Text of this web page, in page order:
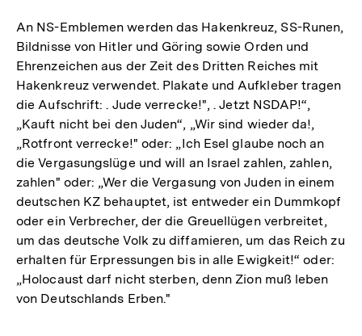
An NS-Emblemen werden das Hakenkreuz, SS-Runen,
Bildnisse von Hitler und Göring sowie Orden und
Ehrenzeichen aus der Zeit des Dritten Reiches mit
Hakenkreuz verwendet. Plakate und Aufkleber tragen
die Aufschrift: . Jude verrecke!", . Jetzt NSDAP!“,
„Kauft nicht bei den Juden“, „Wir sind wieder da!,
„Rotfront verrecke!" oder: „Ich Esel glaube noch an
die Vergasungslüge und will an Israel zahlen, zahlen,
zahlen" oder: „Wer die Vergasung von Juden in einem
deutschen KZ behauptet, ist entweder ein Dummkopf
oder ein Verbrecher, der die Greuellügen verbreitet,
um das deutsche Volk zu diffamieren, um das Reich zu
erhalten für Erpressungen bis in alle Ewigkeit!“ oder:
„Holocaust darf nicht sterben, denn Zion muß leben
von Deutschlands Erben."